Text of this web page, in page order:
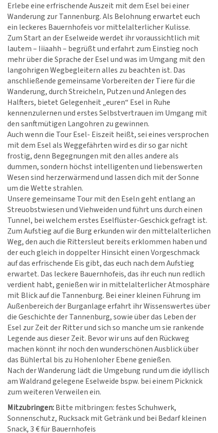
Erlebe eine erfrischende Auszeit mit dem Esel bei einer
Wanderung zur Tannenburg. Als Belohnung erwartet euch
ein leckeres Bauernhofeis vor mittelalterlicher Kulisse.
Zum Start an der Eselweide werdet ihr voraussichtlich mit
lautem – Iiiaahh – begrüßt und erfahrt zum Einstieg noch
mehr über die Sprache der Esel und was im Umgang mit den
langohrigen Wegbegleitern alles zu beachten ist. Das
anschließende gemeinsame Vorbereiten der Tiere für die
Wanderung, durch Streicheln, Putzen und Anlegen des
Halfters, bietet Gelegenheit „euren“ Esel in Ruhe
kennenzulernen und erstes Selbstvertrauen im Umgang mit
den sanftmütigen Langohren zu gewinnen.
Auch wenn die Tour Esel- Eiszeit heißt, sei eines versprochen
mit dem Esel als Weggefährten wird es dir so gar nicht
frostig, denn Begegnungen mit den alles andere als
dummen, sondern höchst intelligenten und liebenswerten
Wesen sind herzerwärmend und lassen dich mit der Sonne
um die Wette strahlen.
Unsere gemeinsame Tour mit den Eseln geht entlang an
Streuobstwiesen und Viehweiden und führt uns durch einen
Tunnel, bei welchem erstes Eselflüster-Geschick gefragt ist.
Zum Aufstieg auf die Burg erkunden wir den mittelalterlichen
Weg, den auch die Rittersleut bereits erklommen haben und
der euch gleich in doppelter Hinsicht einen Vorgeschmack
auf das erfrischende Eis gibt, das euch nach dem Aufstieg
erwartet. Das leckere Bauernhofeis, das ihr euch nun redlich
verdient habt, genießen wir in mittelalterlicher Atmosphäre
mit Blick auf die Tannenburg. Bei einer kleinen Führung im
Außenbereich der Burganlage erfahrt ihr Wissenswertes über
die Geschichte der Tannenburg, sowie über das Leben der
Esel zur Zeit der Ritter und sich so manche um sie rankende
Legende aus dieser Zeit. Bevor wir uns auf den Rückweg
machen könnt ihr noch den wunderschönen Ausblick über
das Bühlertal bis zu Hohenloher Ebene genießen.
Nach der Wanderung lädt die Umgebung rund um die idyllisch
am Waldrand gelegene Eselweide bspw. bei einem Picknick
zum weiteren Verweilen ein.
Mitzubringen:Bitte mitbringen: festes Schuhwerk,
Sonnenschutz, Rucksack mit Getränk und bei Bedarf kleinen
Snack, 3 € für Bauernhofeis